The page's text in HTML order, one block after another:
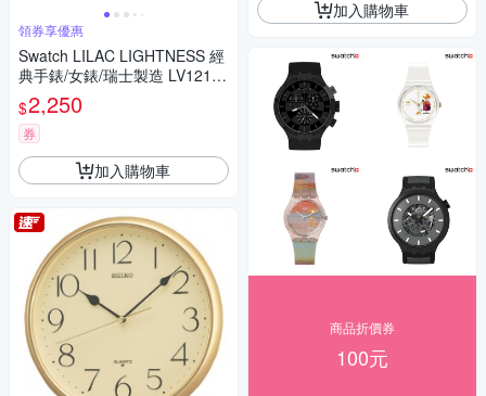
領券享優惠
Swatch LILAC LIGHTNESS 經
典手錶/女錶/瑞士製造 LV121
(25mm)
$2,250
券
加入購物車
加入購物車
商品折價券
100元